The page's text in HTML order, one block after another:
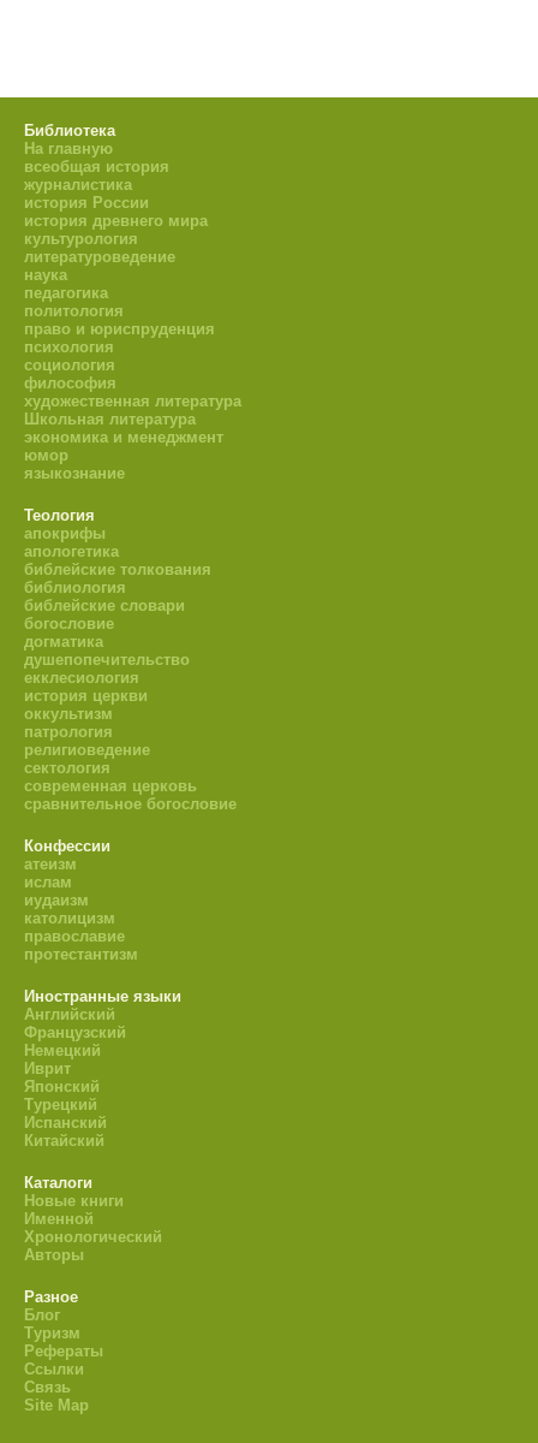
Библиотека
На главную
всеобщая история
журналистика
история России
история древнего мира
культурология
литературоведение
наука
педагогика
политология
право и юриспруденция
психология
социология
философия
художественная литература
Школьная литература
экономика и менеджмент
юмор
языкознание
Теология
апокрифы
апологетика
библейские толкования
библиология
библейские словари
богословие
догматика
душепопечительство
екклесиология
история церкви
оккультизм
патрология
религиоведение
сектология
современная церковь
сравнительное богословие
Конфессии
атеизм
ислам
иудаизм
католицизм
православие
протестантизм
Иностранные языки
Английский
Французский
Немецкий
Иврит
Японский
Турецкий
Испанский
Китайский
Каталоги
Новые книги
Именной
Хронологический
Авторы
Разное
Блог
Туризм
Рефераты
Ссылки
Связь
Site Map